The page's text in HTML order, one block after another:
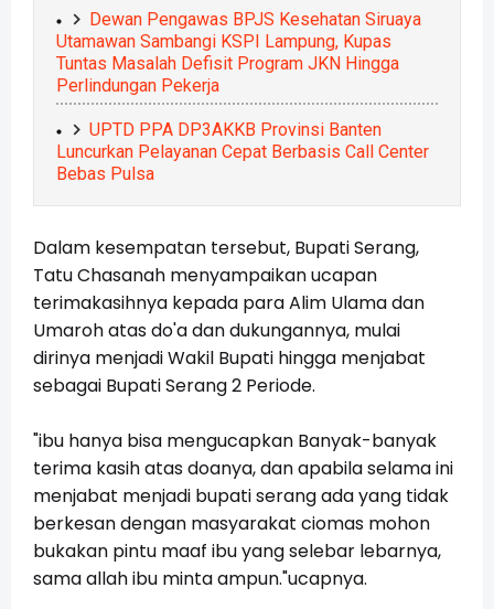
Dewan Pengawas BPJS Kesehatan Siruaya
Utamawan Sambangi KSPI Lampung, Kupas
Tuntas Masalah Defisit Program JKN Hingga
Perlindungan Pekerja
UPTD PPA DP3AKKB Provinsi Banten
Luncurkan Pelayanan Cepat Berbasis Call Center
Bebas Pulsa
Dalam kesempatan tersebut, Bupati Serang,
Tatu Chasanah menyampaikan ucapan
terimakasihnya kepada para Alim Ulama dan
Umaroh atas do'a dan dukungannya, mulai
dirinya menjadi Wakil Bupati hingga menjabat
sebagai Bupati Serang 2 Periode.
"ibu hanya bisa mengucapkan Banyak-banyak
terima kasih atas doanya, dan apabila selama ini
menjabat menjadi bupati serang ada yang tidak
berkesan dengan masyarakat ciomas mohon
bukakan pintu maaf ibu yang selebar lebarnya,
sama allah ibu minta ampun."ucapnya.